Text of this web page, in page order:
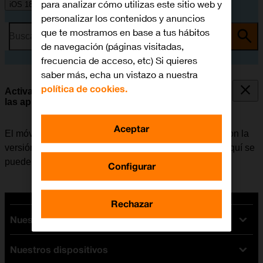
iOS 18
Busca por problema o tema
Activar o desactivar la actualización automática de
las apps
El móvil tiene la opción de poder actualizar las apps con la
versión más reciente de forma automática o manual. Aquí se
puede consultar
cómo instalar una app
Nuestras tarifas
Tarifas Orange
Nuestros dispositivos
para analizar cómo utilizas este sitio web y
personalizar los contenidos y anuncios
que te mostramos en base a tus hábitos
de navegación (páginas visitadas,
frecuencia de acceso, etc) Si quieres
saber más, echa un vistazo a nuestra
política de cookies.
Configurar
Rechazar
Aceptar